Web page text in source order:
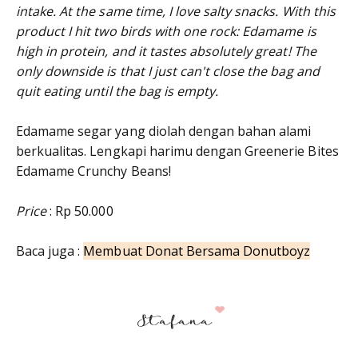
intake. At the same time, I love salty snacks. With this
product I hit two birds with one rock: Edamame is
high in protein, and it tastes absolutely great! The
only downside is that I just can't close the bag and
quit eating until the bag is empty.
Edamame segar yang diolah dengan bahan alami
berkualitas. Lengkapi harimu dengan Greenerie Bites
Edamame Crunchy Beans!
Price: Rp 50.000
Baca juga : Membuat Donat Bersama Donutboyz